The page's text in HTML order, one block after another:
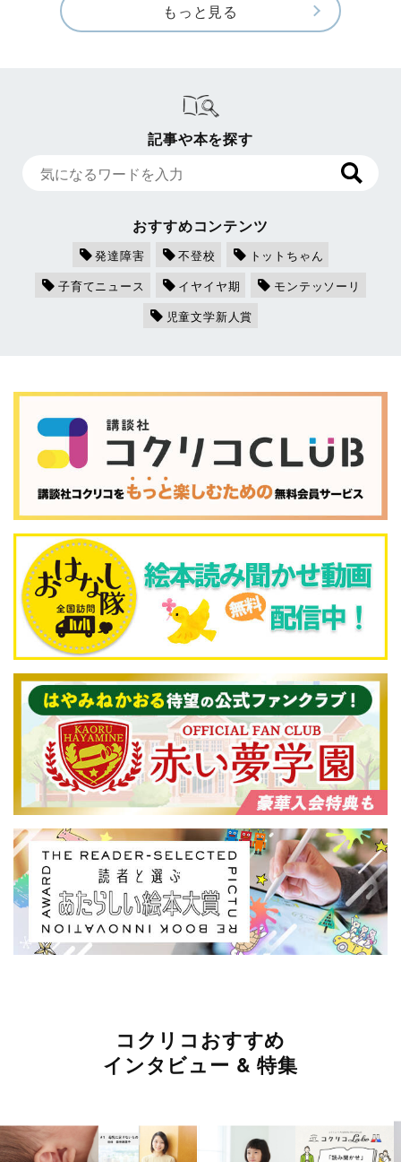
もっと見る
記事や本を探す
おすすめコンテンツ
発達障害 不登校
トットちゃん
子育てニュース
イヤイヤ期
モンテッソーリ
児童文学新人賞
コクリコおすすめ
インタビュー & 特集